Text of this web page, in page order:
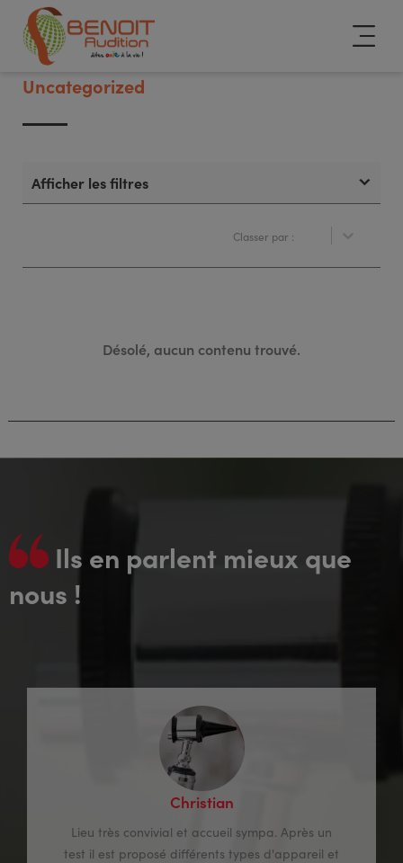
Uncategorized
Afficher les filtres
Réinitialiser
Supprimer les filtresClasser par : Classer par :
Classer par :
Désolé, aucun contenu trouvé.
Ils en parlent mieux que
nous !
Christian
Lieu très convivial et accueil sympa. Après un
test il est proposé différents types d'appareil et